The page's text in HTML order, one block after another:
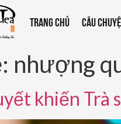
TRANG CHỦ CÂU
nhượng
khiến Trà